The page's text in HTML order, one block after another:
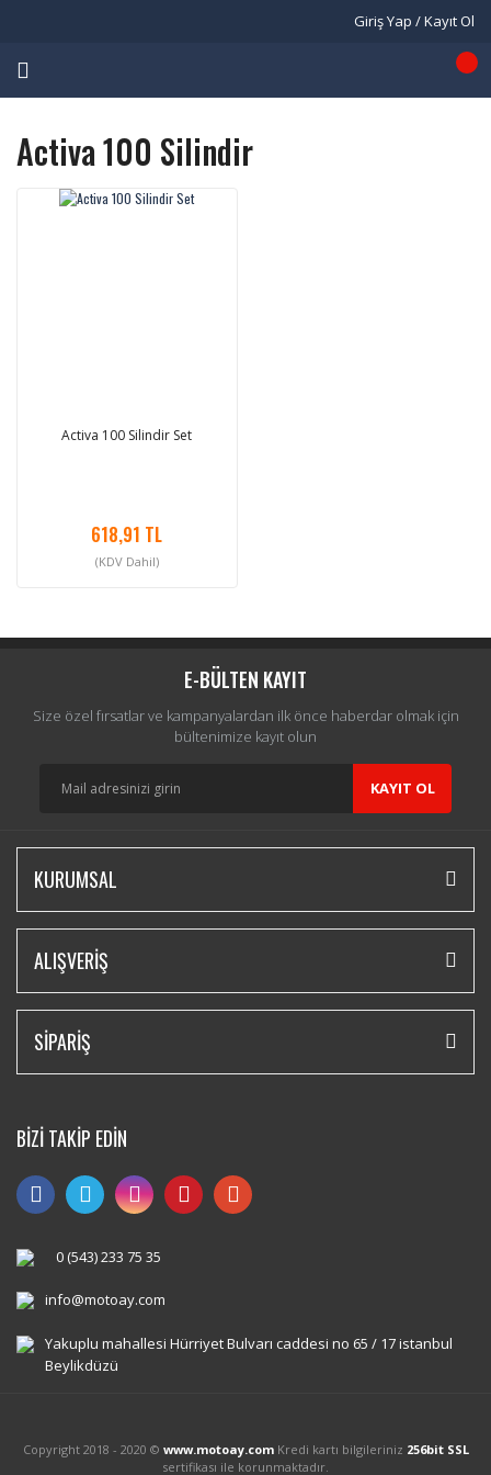
Giriş Yap / Kayıt Ol
Activa 100 Silindir
Activa 100 Silindir Set
618,91 TL
(KDV Dahil)
E-BÜLTEN KAYIT
Size özel fırsatlar ve kampanyalardan ilk önce haberdar olmak için
bültenimize kayıt olun
KAYIT OL
KURUMSAL
ALIŞVERİŞ
SİPARİŞ
BİZİ TAKİP EDİN
0 (543) 233 75 35
info@motoay.com
Yakuplu mahallesi Hürriyet Bulvarı caddesi no 65 / 17 istanbul
Beylikdüzü
Copyright 2018 - 2020 © www.motoay.comKredi kartı bilgileriniz 256bit SSL
sertifikası ile korunmaktadır.